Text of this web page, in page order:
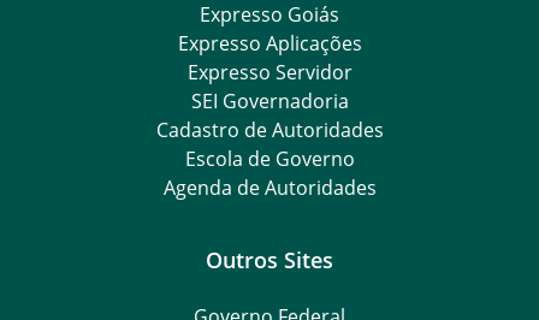
Expresso Goiás
Expresso Aplicações
Expresso Servidor
SEI Governadoria
Cadastro de Autoridades
Escola de Governo
Agenda de Autoridades
Outros Sites